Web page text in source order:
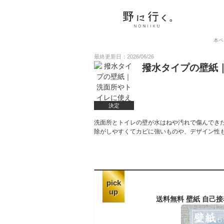
本
最終更新日：2026/06/26
決定
撥水タイプの壁紙
洗面所とトイレの壁が水はねや汚れで傷んで
除がしやすくてカビに強いものや、デザイン
pick
up